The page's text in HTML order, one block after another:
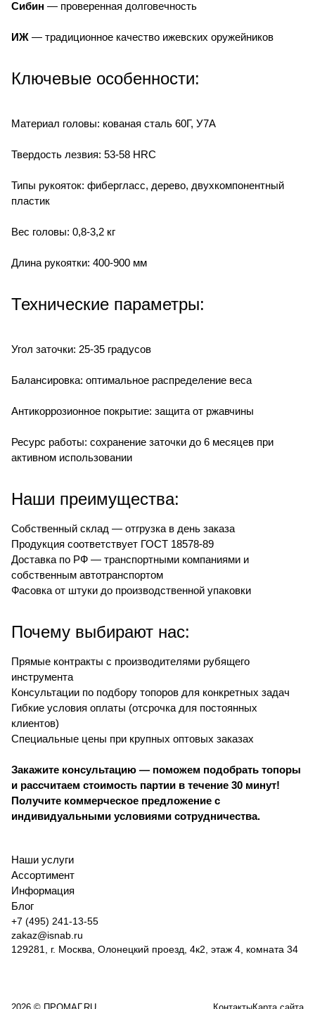
Сибин — проверенная долговечность
ИЖ — традиционное качество ижевских оружейников
Ключевые особенности:
Материал головы: кованая сталь 60Г, У7А
Твердость лезвия: 53-58 HRC
Типы рукояток: фибергласс, дерево, двухкомпонентный
пластик
Вес головы: 0,8-3,2 кг
Длина рукоятки: 400-900 мм
Технические параметры:
Угол заточки: 25-35 градусов
Балансировка: оптимальное распределение веса
Антикоррозионное покрытие: защита от ржавчины
Ресурс работы: сохранение заточки до 6 месяцев при
активном использовании
Наши преимущества:
Собственный склад — отгрузка в день заказа
Продукция соответствует ГОСТ 18578-89
Доставка по РФ — транспортными компаниями и
собственным автотранспортом
Фасовка от штуки до производственной упаковки
Почему выбирают нас:
Прямые контракты с производителями рубящего
инструмента
Консультации по подбору топоров для конкретных задач
Гибкие условия оплаты (отсрочка для постоянных
клиентов)
Специальные цены при крупных оптовых заказах
Закажите консультацию — поможем подобрать топоры
и рассчитаем стоимость партии в течение 30 минут!
Получите коммерческое предложение с
индивидуальными условиями сотрудничества.
Наши услуги
Ассортимент
Информация
Блог
+7 (495) 241-13-55
zakaz@isnab.ru
129281, г. Москва, Олонецкий проезд, 4к2, этаж 4, комната 34